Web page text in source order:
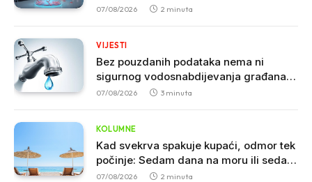
07/08/2026 2 minuta
VIJESTI
Bez pouzdanih podataka nema ni
sigurnog vodosnabdijevanja građana u
Crnoj Gori
07/08/2026 3 minuta
KOLUMNE
Kad svekrva spakuje kupaći, odmor tek
počinje: Sedam dana na moru ili sedam
godina iskustva
07/08/2026 2 minuta